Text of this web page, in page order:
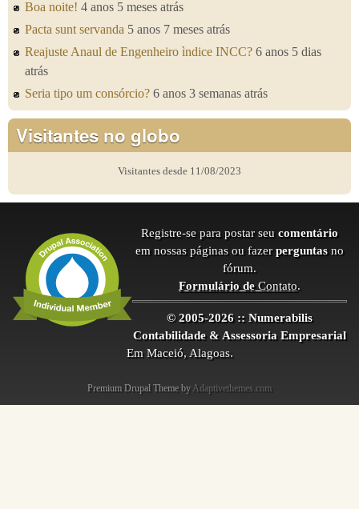
Boa noite! 4 anos 5 meses atrás
Pacta sunt servanda 5 anos 7 meses atrás
Reajuste Anaul de Engenheiro ìndice INCC? 6 anos 5 dias
atrás
Seria tipo um consórcio? 6 anos 3 semanas atrás
Visitantes no globo
Visitantes desde 11/08/2023
Registre-se para postar seu comentário
em nossas páginas ou fazer perguntas no
fórum.
Formulário deContato.
© 2005-2026 :: Numerabilis
Contabilidade & Assessoria Empresarial
Em Maceió, Alagoas.
Premium Drupal Theme by Adaptivethemes.com